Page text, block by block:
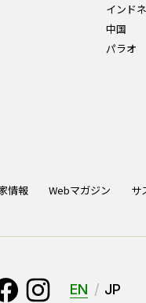
インド
中国
パラオ
情報 Webマガジン サ
EN JP